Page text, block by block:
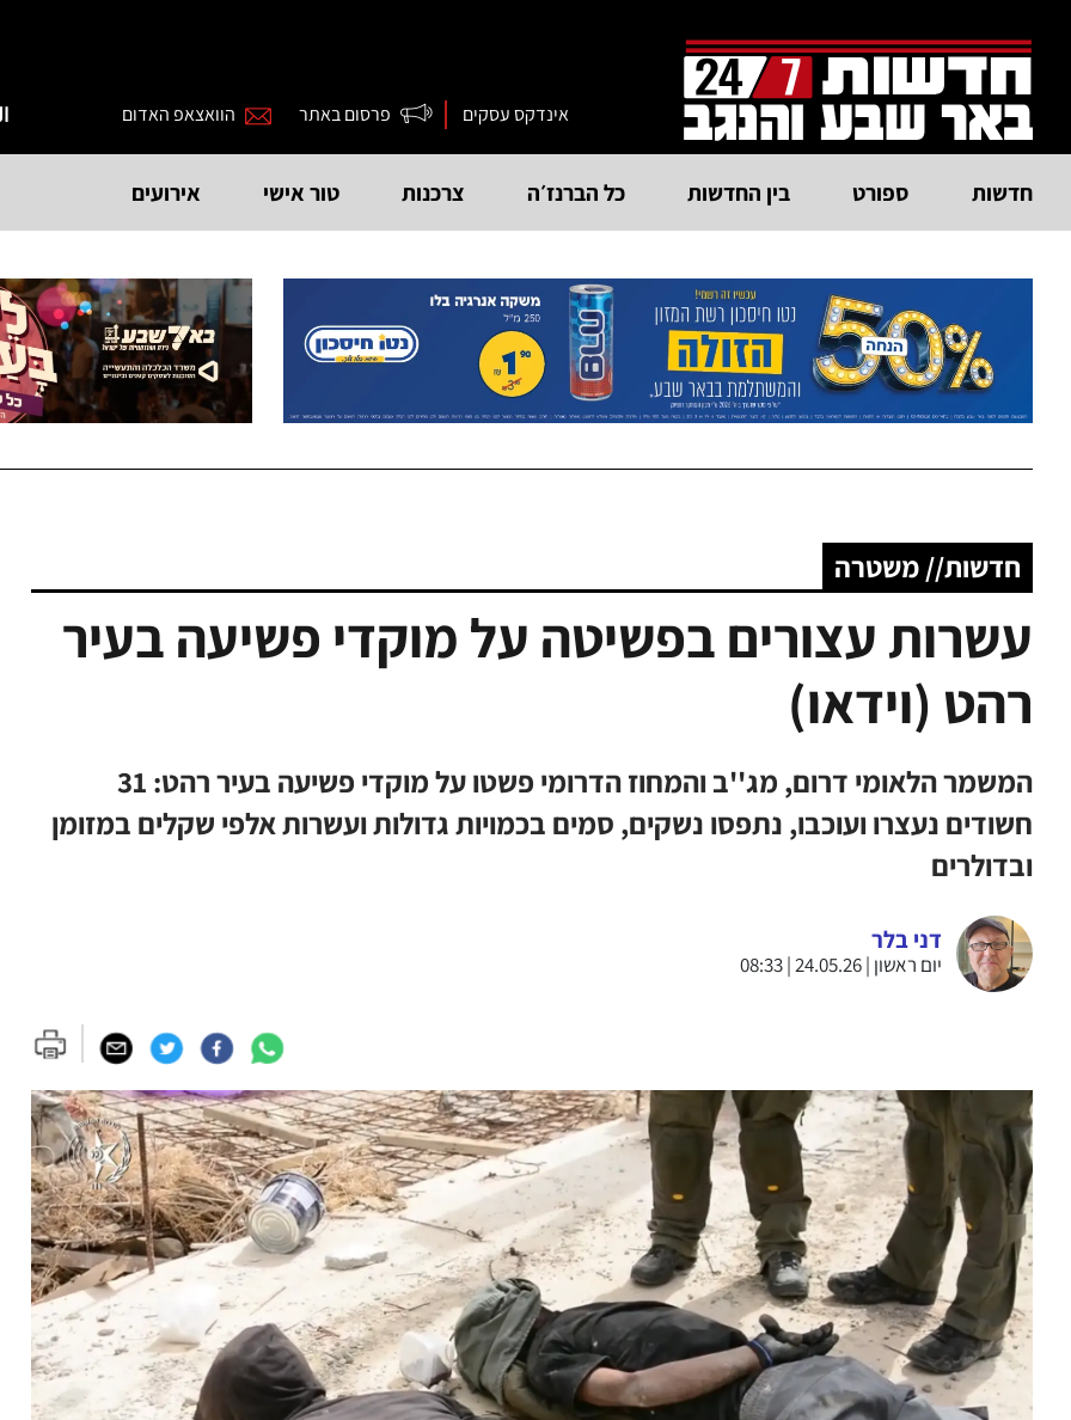
אינדקס עסקים פרסום באתר הוואצאפ האדום
חדשות ספורט בין החדשות כל הברנז׳ה צרכנות טור אישי אירועים
חדשות// משטרה
עשרות עצורים בפשיטה על מוקדי פשיעה בעיר
רהט (וידאו)
המשמר הלאומי דרום, מג''ב והמחוז הדרומי פשטו על מוקדי פשיעה בעיר רהט: 31
חשודים נעצרו ועוכבו, נתפסו נשקים, סמים בכמויות גדולות ועשרות אלפי שקלים במזומן
ובדולרים
דני בלר
יום ראשון | 24.05.26 | 08:33